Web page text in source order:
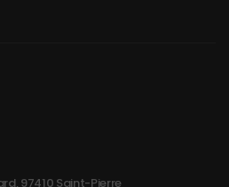
97410 Saint-Pierre